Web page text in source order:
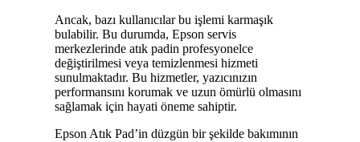
Ancak, bazı kullanıcılar bu işlemi karmaşık
bulabilir. Bu durumda, Epson servis
merkezlerinde atık padin profesyonelce
değiştirilmesi veya temizlenmesi hizmeti
sunulmaktadır. Bu hizmetler, yazıcınızın
performansını korumak ve uzun ömürlü olmasını
sağlamak için hayati öneme sahiptir.
Epson Atık Pad’in düzgün bir şekilde bakımının